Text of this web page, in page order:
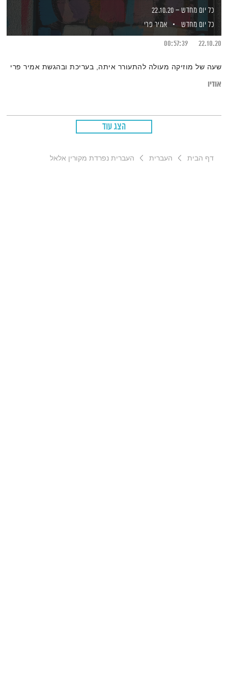
כל יום מחדש – 22.10.20
כל יום מחדש
אמיר פרי
22.10.20
00:57:39
שעה של מוזיקה מעולה להתעורר איתה, בעריכת ובהגשת אמיר פרי
אודיו
הצג עוד
דף הבית העברית העברית נפרדת מקורין אלאל